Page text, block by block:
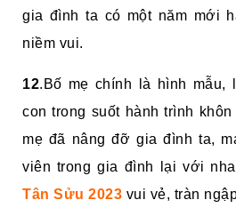
gia đình ta có một năm mới
niềm vui.
12.Bố mẹ chính là hình
con trong suốt hành trình
mẹ đã nâng đỡ gia đình ta,
viên trong gia đình lại với
Tân Sửu 2023 vui vẻ, tràn